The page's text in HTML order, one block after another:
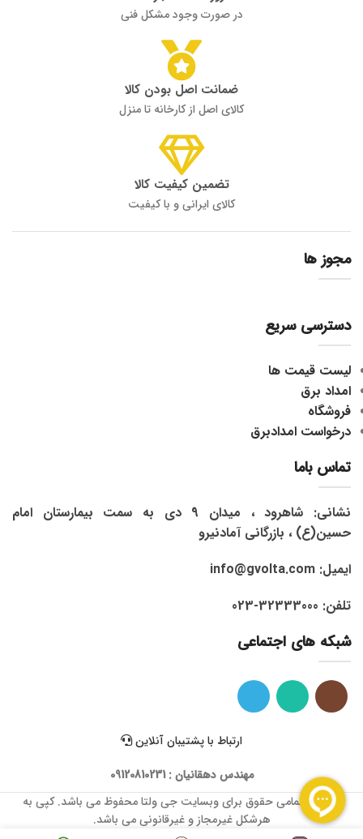
در صورت وجود مشکل فنی
ضمانت اصل بودن کالا
کالای اصل از کارخانه تا منزل
تضمین کیفیت کالا
کالای ایرانی و با کیفیت
مجوز ها
دسترسی سریع
لیست قیمت ها
امداد برق
فروشگاه
درخواست امدادبرق
تماس باما
نشانی: شاهرود ، میدان 9 دی به سمت بیمارستان امام
حسین(ع) ، بازرگانی آمادنیرو
ایمیل: info@gvolta.com
تلفن: 32333000-023
شبکه های اجتماعی
ارتباط با پشتیبان آنلاین
مهندس دهقانیان : 09120810231
1399 © تمامی حقوق برای وبسایت جی ولتا محفوظ می باشد. کپی به
هرشکل غیرمجاز و غیرقانونی می باشد.